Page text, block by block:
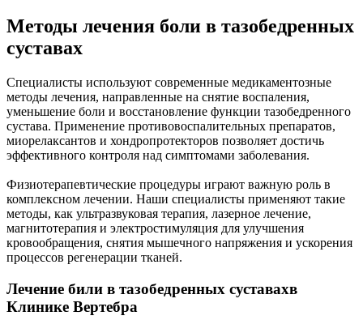
Методы лечения боли в тазобедренных
суставах
Специалисты используют современные медикаментозные
методы лечения, направленные на снятие воспаления,
уменьшение боли и восстановление функции тазобедренного
сустава. Применение противовоспалительных препаратов,
миорелаксантов и хондропротекторов позволяет достичь
эффективного контроля над симптомами заболевания.
Физиотерапевтические процедуры играют важную роль в
комплексном лечении. Наши специалисты применяют такие
методы, как ультразвуковая терапия, лазерное лечение,
магнитотерапия и электростимуляция для улучшения
кровообращения, снятия мышечного напряжения и ускорения
процессов регенерации тканей.
Лечение били в тазобедренных суставахв
Клинике Вертебра